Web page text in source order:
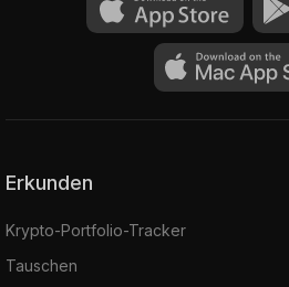
Erkunden
Krypto-Portfolio-Tracker
Tauschen